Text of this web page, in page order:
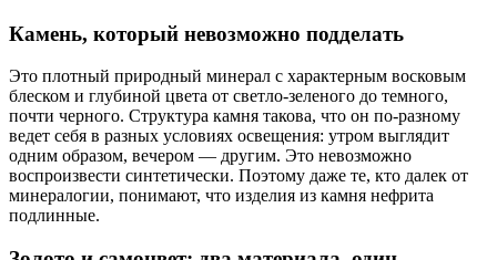
Камень, который невозможно подделать
Это плотный природный минерал с характерным восковым
блеском и глубиной цвета от светло-зеленого до темного,
почти черного. Структура камня такова, что он по-разному
ведет себя в разных условиях освещения: утром выглядит
одним образом, вечером — другим. Это невозможно
воспроизвести синтетически. Поэтому даже те, кто далек от
минералогии, понимают, что изделия из камня нефрита
подлинные.